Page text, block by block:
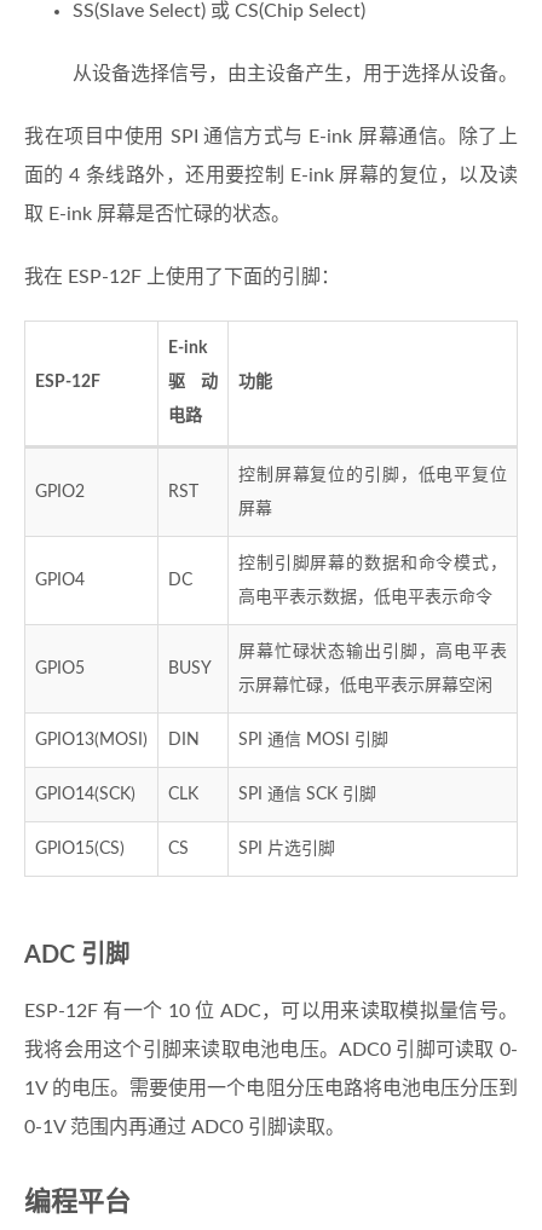
SS(Slave Select) 或 CS(Chip Select)
从设备选择信号，由主设备产生，用于选择从设备。
我在项目中使用 SPI 通信方式与 E-ink 屏幕通信。除了上
面的 4 条线路外，还用要控制 E-ink 屏幕的复位，以及读
取 E-ink 屏幕是否忙碌的状态。
我在 ESP-12F 上使用了下面的引脚：
ESP-12F
E-ink
驱动
电路
功能
GPIO2 RST
控制屏幕复位的引脚，低电平复位
屏幕
GPIO4 DC
控制引脚屏幕的数据和命令模式，
高电平表示数据，低电平表示命令
GPIO5 BUSY
屏幕忙碌状态输出引脚，高电平表
示屏幕忙碌，低电平表示屏幕空闲
GPIO13(MOSI) DIN SPI 通信 MOSI 引脚
GPIO14(SCK) CLK SPI 通信 SCK 引脚
GPIO15(CS) CS SPI 片选引脚
ADC 引脚
ESP-12F 有一个 10 位 ADC，可以用来读取模拟量信号。
我将会用这个引脚来读取电池电压。ADC0 引脚可读取 0-
1V 的电压。需要使用一个电阻分压电路将电池电压分压到
0-1V 范围内再通过 ADC0 引脚读取。
编程平台